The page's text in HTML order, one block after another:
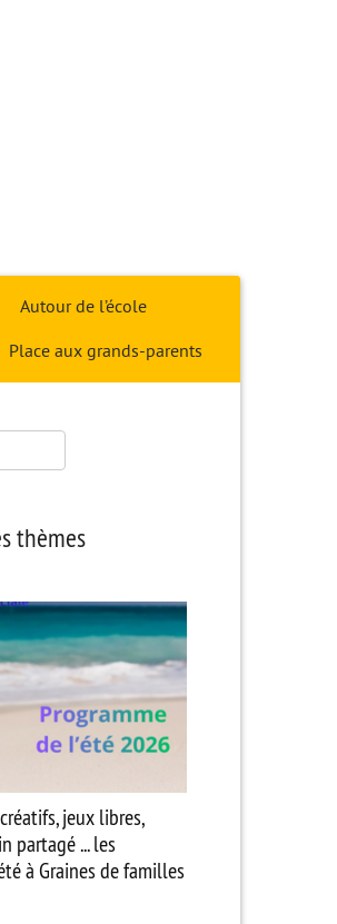
Autour de l’école
Place aux grands-parents
thèmes
jeux libres,
partagé ... les
à Graines de familles